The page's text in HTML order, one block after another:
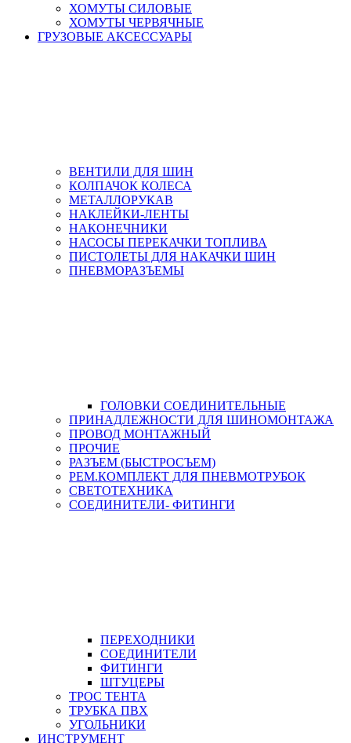
ХОМУТЫ СИЛОВЫЕ
ХОМУТЫ ЧЕРВЯЧНЫЕ
ГРУЗОВЫЕ АКСЕССУАРЫ
ВЕНТИЛИ ДЛЯ ШИН
КОЛПАЧОК КОЛЕСА
МЕТАЛЛОРУКАВ
НАКЛЕЙКИ-ЛЕНТЫ
НАКОНЕЧНИКИ
НАСОСЫ ПЕРЕКАЧКИ ТОПЛИВА
ПИСТОЛЕТЫ ДЛЯ НАКАЧКИ ШИН
ПНЕВМОРАЗЪЕМЫ
ГОЛОВКИ СОЕДИНИТЕЛЬНЫЕ
ПРИНАДЛЕЖНОСТИ ДЛЯ ШИНОМОНТАЖА
ПРОВОД МОНТАЖНЫЙ
ПРОЧИЕ
РАЗЪЕМ (БЫСТРОСЪЕМ)
РЕМ.КОМПЛЕКТ ДЛЯ ПНЕВМОТРУБОК
СВЕТОТЕХНИКА
СОЕДИНИТЕЛИ- ФИТИНГИ
ПЕРЕХОДНИКИ
СОЕДИНИТЕЛИ
ФИТИНГИ
ШТУЦЕРЫ
ТРОС ТЕНТА
ТРУБКА ПВХ
УГОЛЬНИКИ
ИНСТРУМЕНТ